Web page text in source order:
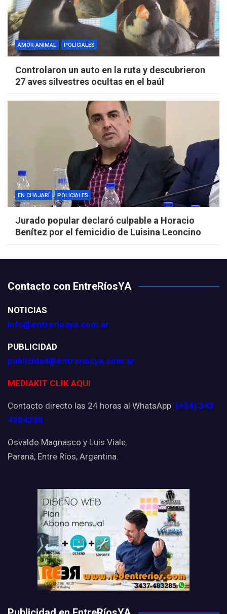
AMOR ANIMAL POLICIALES
Controlaron un auto en la ruta y descubrieron
27 aves silvestres ocultas en el baúl
EN CHAJARÍ POLICIALES
Jurado popular declaró culpable a Horacio
Benítez por el femicidio de Luisina Leoncino
Contacto con EntreRíosYA
NOTICIAS
info@entreriosya.com.ar
PUBLICIDAD
publicidad@entreriosya.com.ar
MEDIAKIT CLIK AQUI
Contacto directo las 24 horas al WhatsApp (+54) 343
4384338
Osvaldo Magnasco y Luis Viale.
Paraná, Entre Ríos, Argentina.